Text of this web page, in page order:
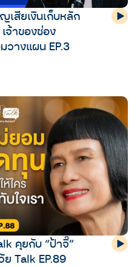
เสียเงินเก็บหลัก
จ้าของช่อง
วางแผน EP.3
คุยกับ “ป้าจิ๊”
Talk EP.89